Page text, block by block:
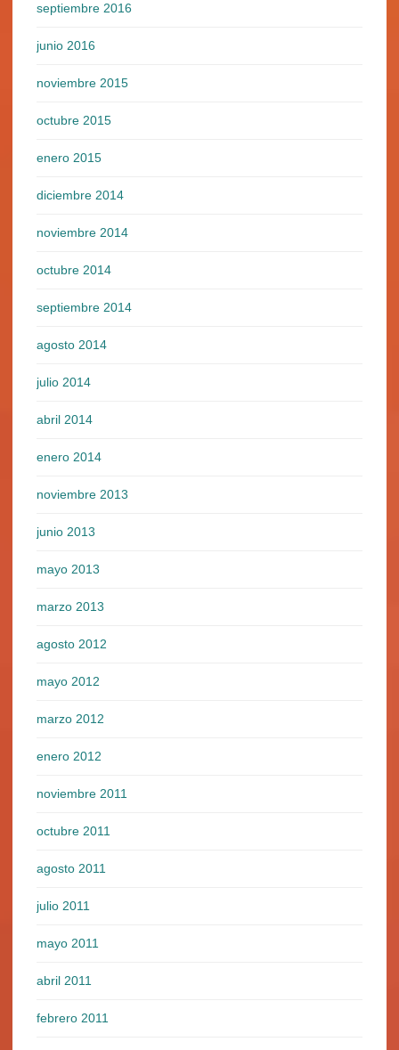
septiembre 2016
junio 2016
noviembre 2015
octubre 2015
enero 2015
diciembre 2014
noviembre 2014
octubre 2014
septiembre 2014
agosto 2014
julio 2014
abril 2014
enero 2014
noviembre 2013
junio 2013
mayo 2013
marzo 2013
agosto 2012
mayo 2012
marzo 2012
enero 2012
noviembre 2011
octubre 2011
agosto 2011
julio 2011
mayo 2011
abril 2011
febrero 2011